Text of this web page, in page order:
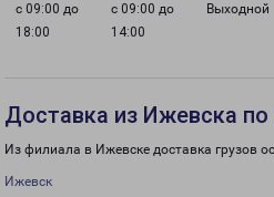
с 09:00 до
18:00
с 09:00 до
14:00
Выходной
Доставка из Ижевска по
Из филиала в Ижевске доставка грузов
Ижевск